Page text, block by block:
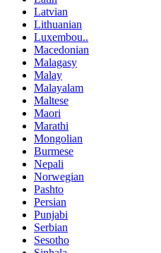
Latvian
Lithuanian
Luxembou..
Macedonian
Malagasy
Malay
Malayalam
Maltese
Maori
Marathi
Mongolian
Burmese
Nepali
Norwegian
Pashto
Persian
Punjabi
Serbian
Sesotho